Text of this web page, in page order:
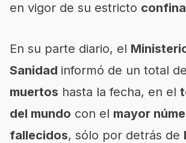
en vigor de su estricto
En su parte diario, el
Sanidad informó de un total de
muertos hasta la fecha, en el
del mundo con el mayor
fallecidos, sólo por detrás de